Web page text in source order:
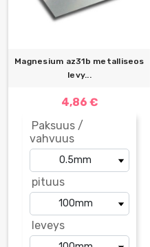
Magnesium az31b metalliseos
levy...
4,86 €
Paksuus /
vahvuus
pituus
leveys